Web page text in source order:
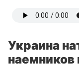
Украина
наемников